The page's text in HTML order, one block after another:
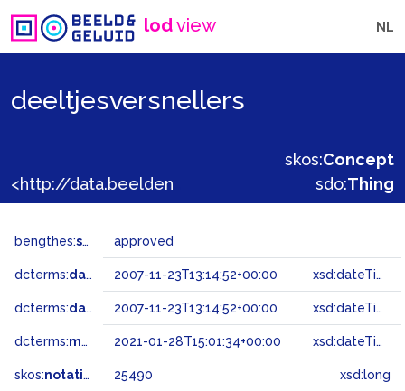
lodview NL
deeltjesversnellers
skos:Concept
sdo:Thing
bengthes:status approved
dcterms:dateAccepted 2007-11-23T13:14:52+00:00 xsd:dateTime
dcterms:dateSubmitted 2007-11-23T13:14:52+00:00 xsd:dateTime
dcterms:modified 2021-01-28T15:01:34+00:00 xsd:dateTime
skos:notation 25490 xsd:long